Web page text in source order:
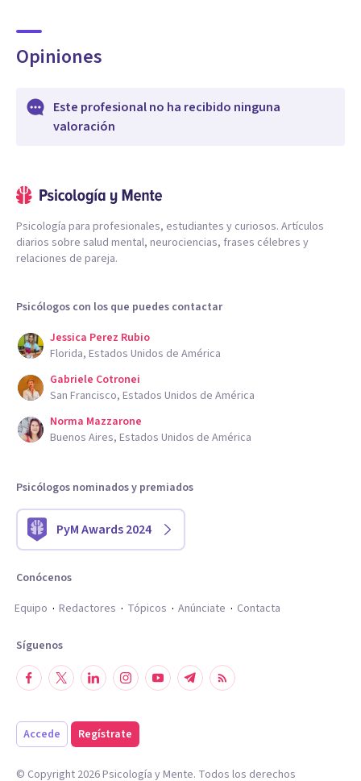
Opiniones
Este profesional no ha recibido ninguna
valoración
Psicología para profesionales, estudiantes y curiosos. Artículos
diarios sobre salud mental, neurociencias, frases célebres y
relaciones de pareja.
Psicólogos con los que puedes contactar
Jessica Perez Rubio
Florida, Estados Unidos de América
Gabriele Cotronei
San Francisco, Estados Unidos de América
Norma Mazzarone
Buenos Aires, Estados Unidos de América
Psicólogos nominados y premiados
PyM Awards 2024
Conócenos
Equipo
Redactores Tópicos Anúnciate Contacta
Síguenos
Accede Regístrate
© Copyright 2026Psicología y Mente. Todos los derechos